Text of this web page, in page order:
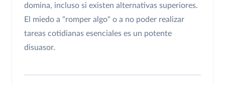
domina, incluso si existen alternativas superiores.
El miedo a "romper algo" o a no poder realizar
tareas cotidianas esenciales es un potente
disuasor.